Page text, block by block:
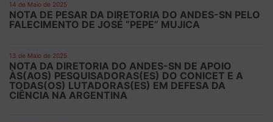
14 de Maio de 2025
NOTA DE PESAR DA DIRETORIA DO ANDES-SN PELO
FALECIMENTO DE JOSÉ “PEPE” MUJICA
13 de Maio de 2025
NOTA DA DIRETORIA DO ANDES-SN DE APOIO
ÀS(AOS) PESQUISADORAS(ES) DO CONICET E A
TODAS(OS) LUTADORAS(ES) EM DEFESA DA
CIÊNCIA NA ARGENTINA